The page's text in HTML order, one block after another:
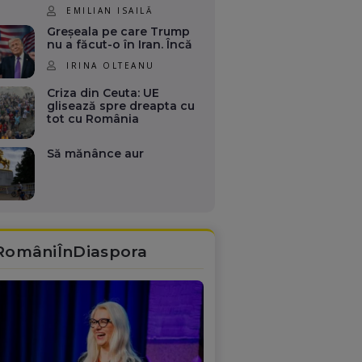
EMILIAN ISAILĂ
Greșeala pe care Trump
nu a făcut-o în Iran. Încă
IRINA OLTEANU
Criza din Ceuta: UE
glisează spre dreapta cu
tot cu România
Să mănânce aur